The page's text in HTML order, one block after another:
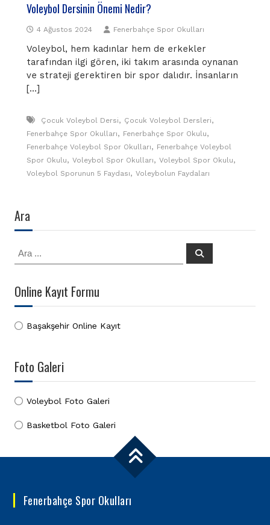
Voleybol Dersinin Önemi Nedir?
4 Ağustos 2024 Fenerbahçe Spor Okulları
Voleybol, hem kadınlar hem de erkekler
tarafından ilgi gören, iki takım arasında oynanan
ve strateji gerektiren bir spor dalıdır. İnsanların
[…]
Çocuk Voleybol Dersi, Çocuk Voleybol Dersleri,
Fenerbahçe Spor Okulları, Fenerbahçe Spor Okulu,
Fenerbahçe Voleybol Spor Okulları, Fenerbahçe Voleybol
Spor Okulu, Voleybol Spor Okulları, Voleybol Spor Okulu,
Voleybol Sporunun 5 Faydası, Voleybolun Faydaları
Ara
Search
for:
Ara
Online Kayıt Formu
Başakşehir Online Kayıt
Foto Galeri
Voleybol Foto Galeri
Basketbol Foto Galeri
Fenerbahçe Spor Okulları